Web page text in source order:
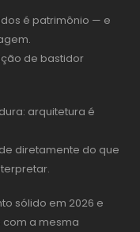
é patrimônio — e
de bastidor
arquitetura é
diretamente do que
sólido em 2026 e
a mesma